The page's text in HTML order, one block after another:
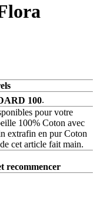
100.
pour votre
100% Coton avec
extrafin en pur Coton
cet article fait main.
recommencer